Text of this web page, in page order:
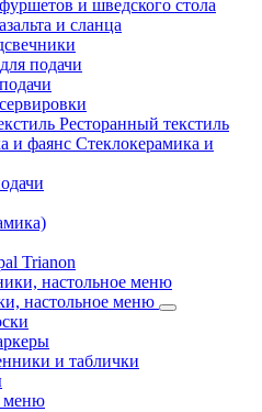
и шведского стола
и сланца
подачи
Ресторанный текстиль
Стеклокерамика и
Trianon
настольное меню
и таблички
меню